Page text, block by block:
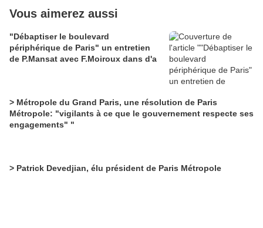
Vous aimerez aussi
"Débaptiser le boulevard
périphérique de Paris" un entretien
de P.Mansat avec F.Moiroux dans d'a
> Métropole du Grand Paris, une résolution de Paris
Métropole: "vigilants à ce que le gouvernement respecte ses
engagements" "
> Patrick Devedjian, élu président de Paris Métropole